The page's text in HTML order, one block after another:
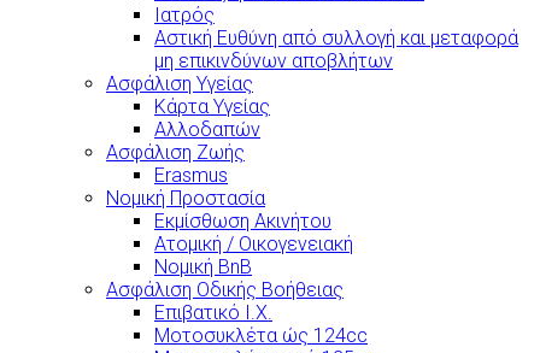
Ιατρός
Αστική Ευθύνη από συλλογή και μεταφορά
μη επικινδύνων αποβλήτων
Ασφάλιση Υγείας
Κάρτα Υγείας
Αλλοδαπών
Ασφάλιση Ζωής
Erasmus
Νομική Προστασία
Εκμίσθωση Ακινήτου
Ατομική / Οικογενειακή
Νομική BnB
Ασφάλιση Οδικής Βοήθειας
Επιβατικό Ι.Χ.
Μοτοσυκλέτα ώς 124cc